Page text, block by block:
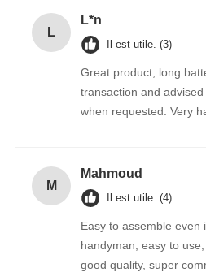
L
L*n
Il est utile. (3)
Great product, long
transaction and
when requested. Very
M
Mahmoud
Il est utile. (4)
Easy to assemble even
handyman, easy to
good quality, super